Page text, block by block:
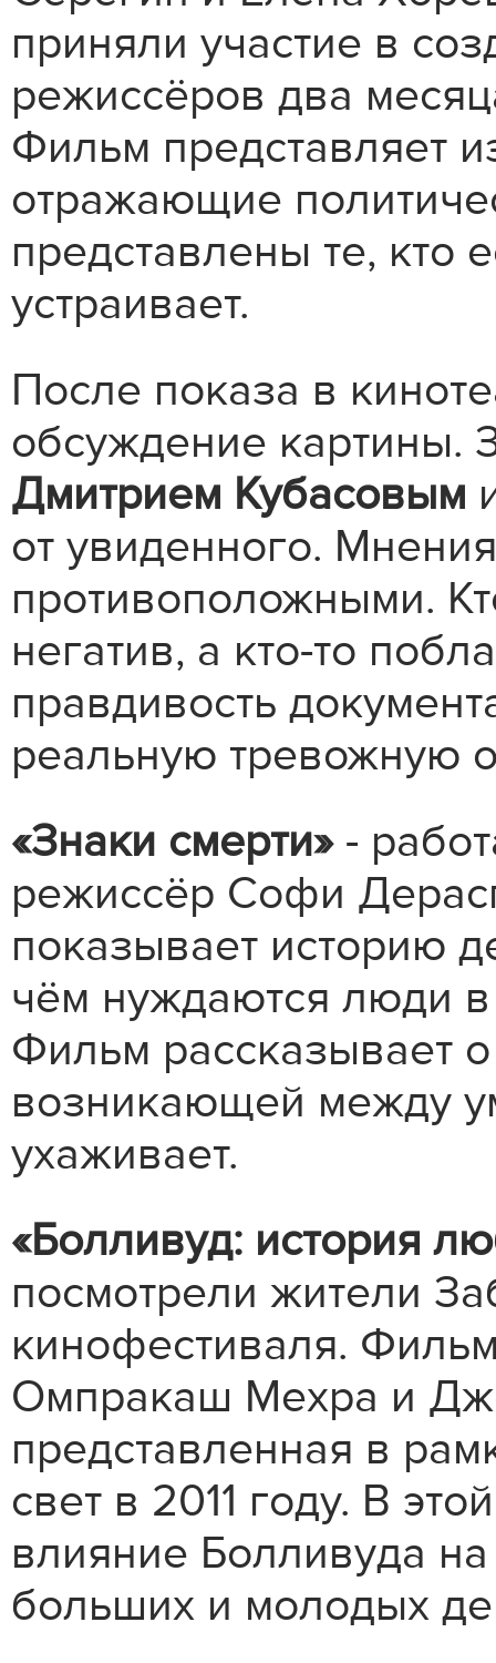
приняли участие в
режиссёров два
Фильм представляет
отражающие
представлены те, кто
устраивает.
После показа в
обсуждение картины.
Дмитрием Кубасовым
от увиденного.
противоположными.
негатив, а кто-то
правдивость
реальную тревожную
«Знаки смерти»-
режиссёр Софи
показывает историю
чём нуждаются люди
Фильм рассказывает
возникающей между
ухаживает.
«Болливуд: история
посмотрели жители
кинофестиваля.
Омпракаш Мехра и
представленная в
свет в 2011 году. В
влияние Болливуда
больших и молодых